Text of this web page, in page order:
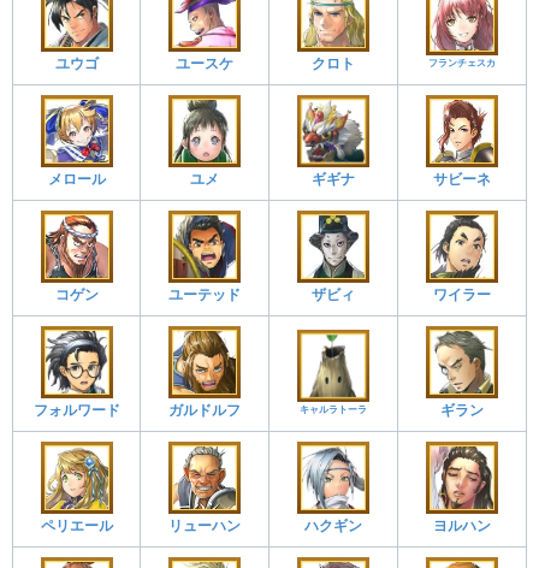
ユウゴ ユースケ クロト フランチェスカ
メロール ユメ ギギナ サビーネ
コゲン ユーテッド ザビィ ワイラー
フォルワード ガルドルフ キャルラトーラ ギラン
ペリエール リューハン ハクギン ヨルハン